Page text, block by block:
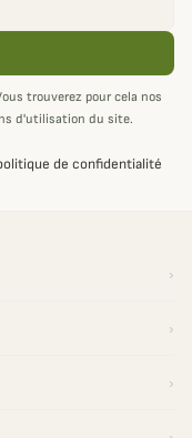
trouverez pour cela nos
d'utilisation du site.
de confidentialité